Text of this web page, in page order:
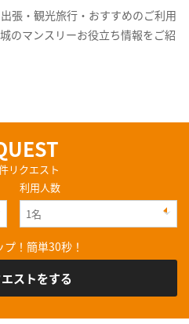
張・観光旅行・おすすめのご利用
のマンスリーお役立ち情報をご紹
リクエスト
利用人数
！簡単30秒！
ストをする